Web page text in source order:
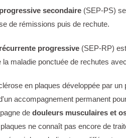
progressive secondaire (SEP-PS)
de rémissions puis de rechute.
récurrente progressive (SEP-RP)
la maladie ponctuée de rechutes
en plaques développée par
accompagnement permanent
de douleurs musculaires et
ne connaît pas encore de